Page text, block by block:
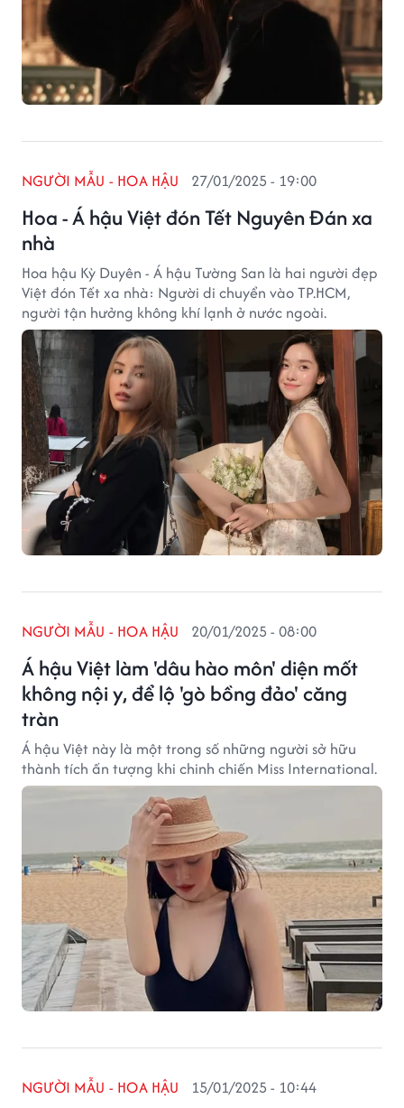
Hoa - Á hậu Việt đón Tết Nguyên Đán xa
nhà
NGƯỜI MẪU - HOA HẬU 27/01/2025 - 19:00
Hoa hậu Kỳ Duyên - Á hậu Tường San là hai người đẹp
Việt đón Tết xa nhà: Người di chuyển vào TP.HCM,
người tận hưởng không khí lạnh ở nước ngoài.
Á hậu Việt làm 'dâu hào môn' diện mốt
không nội y, để lộ 'gò bồng đảo' căng
tràn
NGƯỜI MẪU - HOA HẬU 20/01/2025 - 08:00
Á hậu Việt này là một trong số những người sở hữu
thành tích ấn tượng khi chinh chiến Miss International.
NGƯỜI MẪU - HOA HẬU 15/01/2025 - 10:44